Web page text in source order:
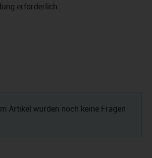
erforderlich
Artikel wurden noch keine Fragen